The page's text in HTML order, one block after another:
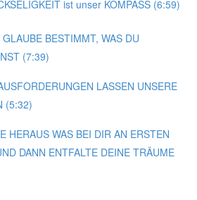
ist unser KOMPASS (6:59)
BESTIMMT, WAS DU
(7:39)
LASSEN UNSERE
(5:32)
HERAUS WAS BEI DIR AN ERSTEN
DANN ENTFALTE DEINE TRÄUME